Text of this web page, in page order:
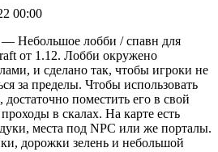
00:00
— Небольшое лобби / спавн для
от 1.12. Лобби окружено
и сделано так, чтобы игроки не
за пределы. Чтобы использовать
достаточно поместить его в свой
в скалах. На карте есть
места под NPC или же порталы.
дорожки зелень и небольшой